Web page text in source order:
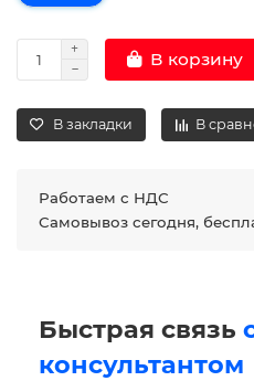
В корзину
В закладки В
Работаем с НДС
Самовывоз сегодня,
Быстрая связь
консультантом